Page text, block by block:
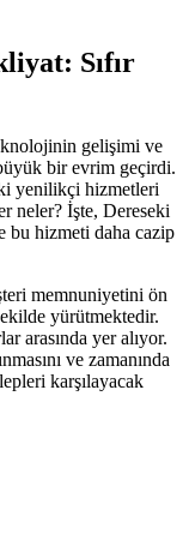
Sıfır
gelişimi ve
bir evrim geçirdi.
yenilikçi hizmetleri
neler? İşte, Dereseki
bu hizmeti daha cazip
memnuniyetini ön
yürütmektedir.
arasında yer alıyor.
ve zamanında
karşılayacak